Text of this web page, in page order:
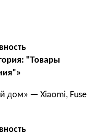
"Товары
дом» — Xiaomi, Fuse